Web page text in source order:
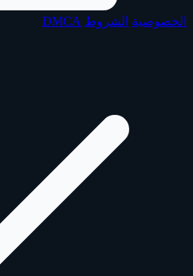
الخصوصية الشروط DMCA